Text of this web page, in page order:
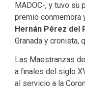
MADOC-, y tuvo su
premio conmemora
Hernán Pérez del
Granada y cronista,
Las Maestranzas
a finales del siglo
al servicio a la